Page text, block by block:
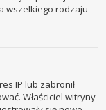
wszelkiego rodzaju
IP lub zabronił
Właściciel witryny